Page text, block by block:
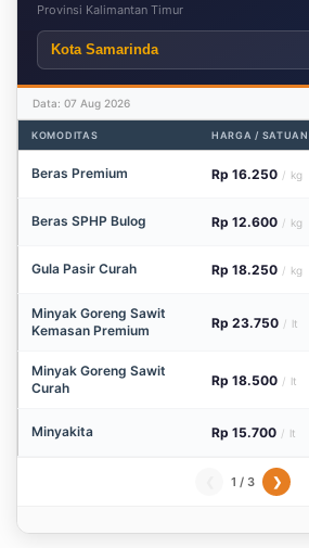
Provinsi Kalimantan Timur
Data: 07 Aug 2026
KOMODITAS HARGA / SATUAN
Beras Premium Rp 16.250 / kg
Beras SPHP Bulog Rp 12.600 / kg
Gula Pasir Curah Rp 18.250 / kg
Minyak Goreng Sawit
Kemasan Premium
Rp 23.750 / lt
Minyak Goreng Sawit
Curah
Rp 18.500 / lt
Minyakita Rp 15.700 / lt
1 / 3 ❯